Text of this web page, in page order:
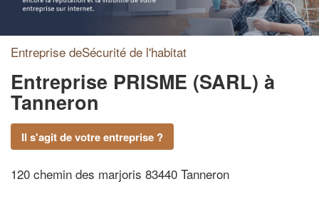
Entreprise deSécurité de l'habitat
Entreprise PRISME (SARL) à
Tanneron
Il s'agit de votre entreprise ?
120 chemin des marjoris 83440 Tanneron